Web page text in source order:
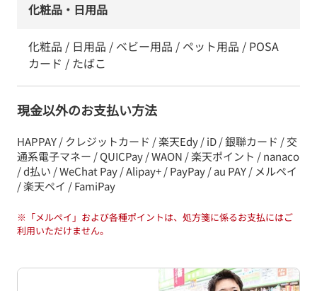
化粧品・日用品
化粧品 / 日用品 / ベビー用品 / ペット用品 / POSA
カード / たばこ
現金以外のお支払い方法
HAPPAY / クレジットカード / 楽天Edy / iD / 銀聯カード / 交
通系電子マネー / QUICPay / WAON / 楽天ポイント / nanaco
/ d払い / WeChat Pay / Alipay+ / PayPay / au PAY / メルペイ
/ 楽天ペイ / FamiPay
※ 「メルペイ」および各種ポイントは、処方箋に係るお支払にはご
利用いただけません。